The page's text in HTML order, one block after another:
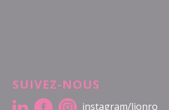
SUIVEZ-NOUS
instagram/lionro